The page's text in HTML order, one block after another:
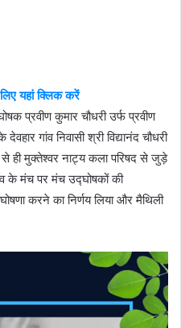
यहां क्लिक करें
प्रवीण कुमार चौधरी उर्फ ​​प्रवीण
गांव निवासी श्री विद्यानंद चौधरी
ही मुक्तेश्वर नाट्य कला परिषद से जुड़े
के मंच पर मंच उद्घोषकों की
करने का निर्णय लिया और मैथिली